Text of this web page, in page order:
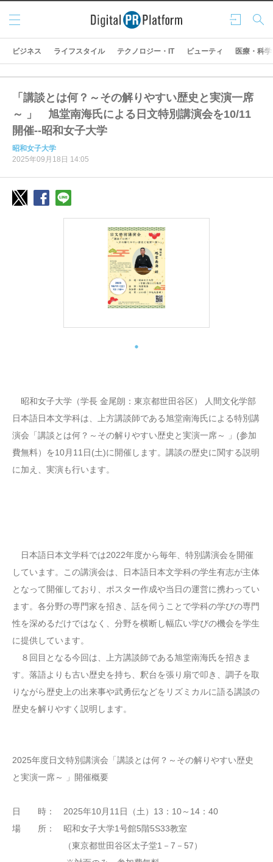
ログ
イン
検索
メニ
ュー
ビジネス ライフスタイル テクノロジー・IT ビューティ 医療・科学
「講談とは何？～その解りやすい歴史と実演一席
～ 」 旭堂南海氏による日文特別講演会を10/11
開催--昭和女子大学
昭和女子大学
2025年09月18日 14:05
昭和女子大学（学長 金尾朗：東京都世田谷区） 人間文化学部
日本語日本文学科は、上方講談師である旭堂南海氏による特別講
演会「講談とは何？～その解りやすい歴史と実演一席～ 」(参加
費無料）を10月11日(土)に開催します。講談の歴史に関する説明
に加え、実演も行います。
日本語日本文学科では2022年度から毎年、特別講演会を開催
しています。この講演会は、日本語日本文学科の学生有志が主体
となって開催しており、ポスター作成や当日の運営に携わってい
ます。各分野の専門家を招き、話を伺うことで学科の学びの専門
性を深めるだけではなく、分野を横断し幅広い学びの機会を学生
に提供しています。
８回目となる今回は、上方講談師である旭堂南海氏を招きま
す。落語よりも古い歴史を持ち、釈台を張り扇で叩き、調子を取
りながら歴史上の出来事や武勇伝などをリズミカルに語る講談の
歴史を解りやすく説明します。
2025年度日文特別講演会「講談とは何？～その解りやすい歴史
と実演一席～ 」開催概要
日 時： 2025年10月11日（土）13：10～14：40
場 所： 昭和女子大学1号館5階5S33教室
（東京都世田谷区太子堂1－7－57）